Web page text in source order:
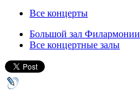
Все концерты
Большой зал Филармонии
Все концертные залы